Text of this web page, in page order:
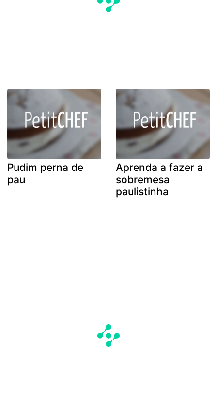
Pudim perna de
pau
Aprenda a fazer a
sobremesa
paulistinha